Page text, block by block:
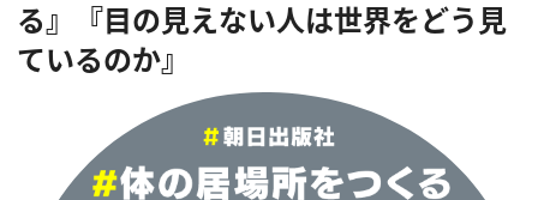
る』『目の見えない人は世界をどう見
ているのか』